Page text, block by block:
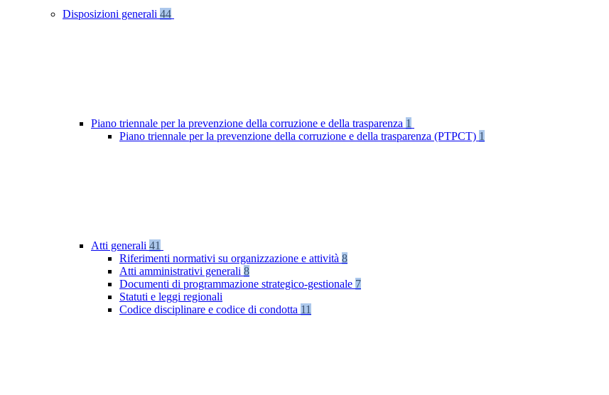
Disposizioni generali 44
Piano triennale per la prevenzione della corruzione e della trasparenza 1
Piano triennale per la prevenzione della corruzione e della trasparenza (PTPCT) 1
Atti generali 41
Riferimenti normativi su organizzazione e attività 8
Atti amministrativi generali 8
Documenti di programmazione strategico-gestionale 7
Statuti e leggi regionali
Codice disciplinare e codice di condotta 11